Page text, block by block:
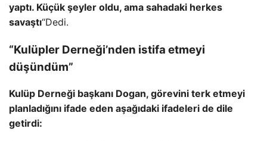
yaptı. Küçük şeyler oldu, ama sahadaki herkes
savaştı“Dedi.
“Kulüpler Derneği’nden istifa etmeyi
düşündüm”
Kulüp Derneği başkanı Dogan, görevini terk etmeyi
planladığını ifade eden aşağıdaki ifadeleri de dile
getirdi: